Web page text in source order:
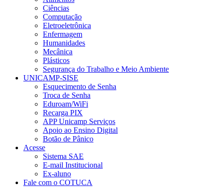
Ciências
Computação
Eletroeletrônica
Enfermagem
Humanidades
Mecânica
Plásticos
Segurança do Trabalho e Meio Ambiente
UNICAMP-SISE
Esquecimento de Senha
Troca de Senha
Eduroam/WiFi
Recarga PIX
APP Unicamp Serviços
Apoio ao Ensino Digital
Botão de Pânico
Acesse
Sistema SAE
E-mail Institucional
Ex-aluno
Fale com o COTUCA